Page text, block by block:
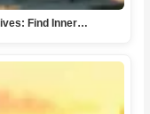
Find Inner…